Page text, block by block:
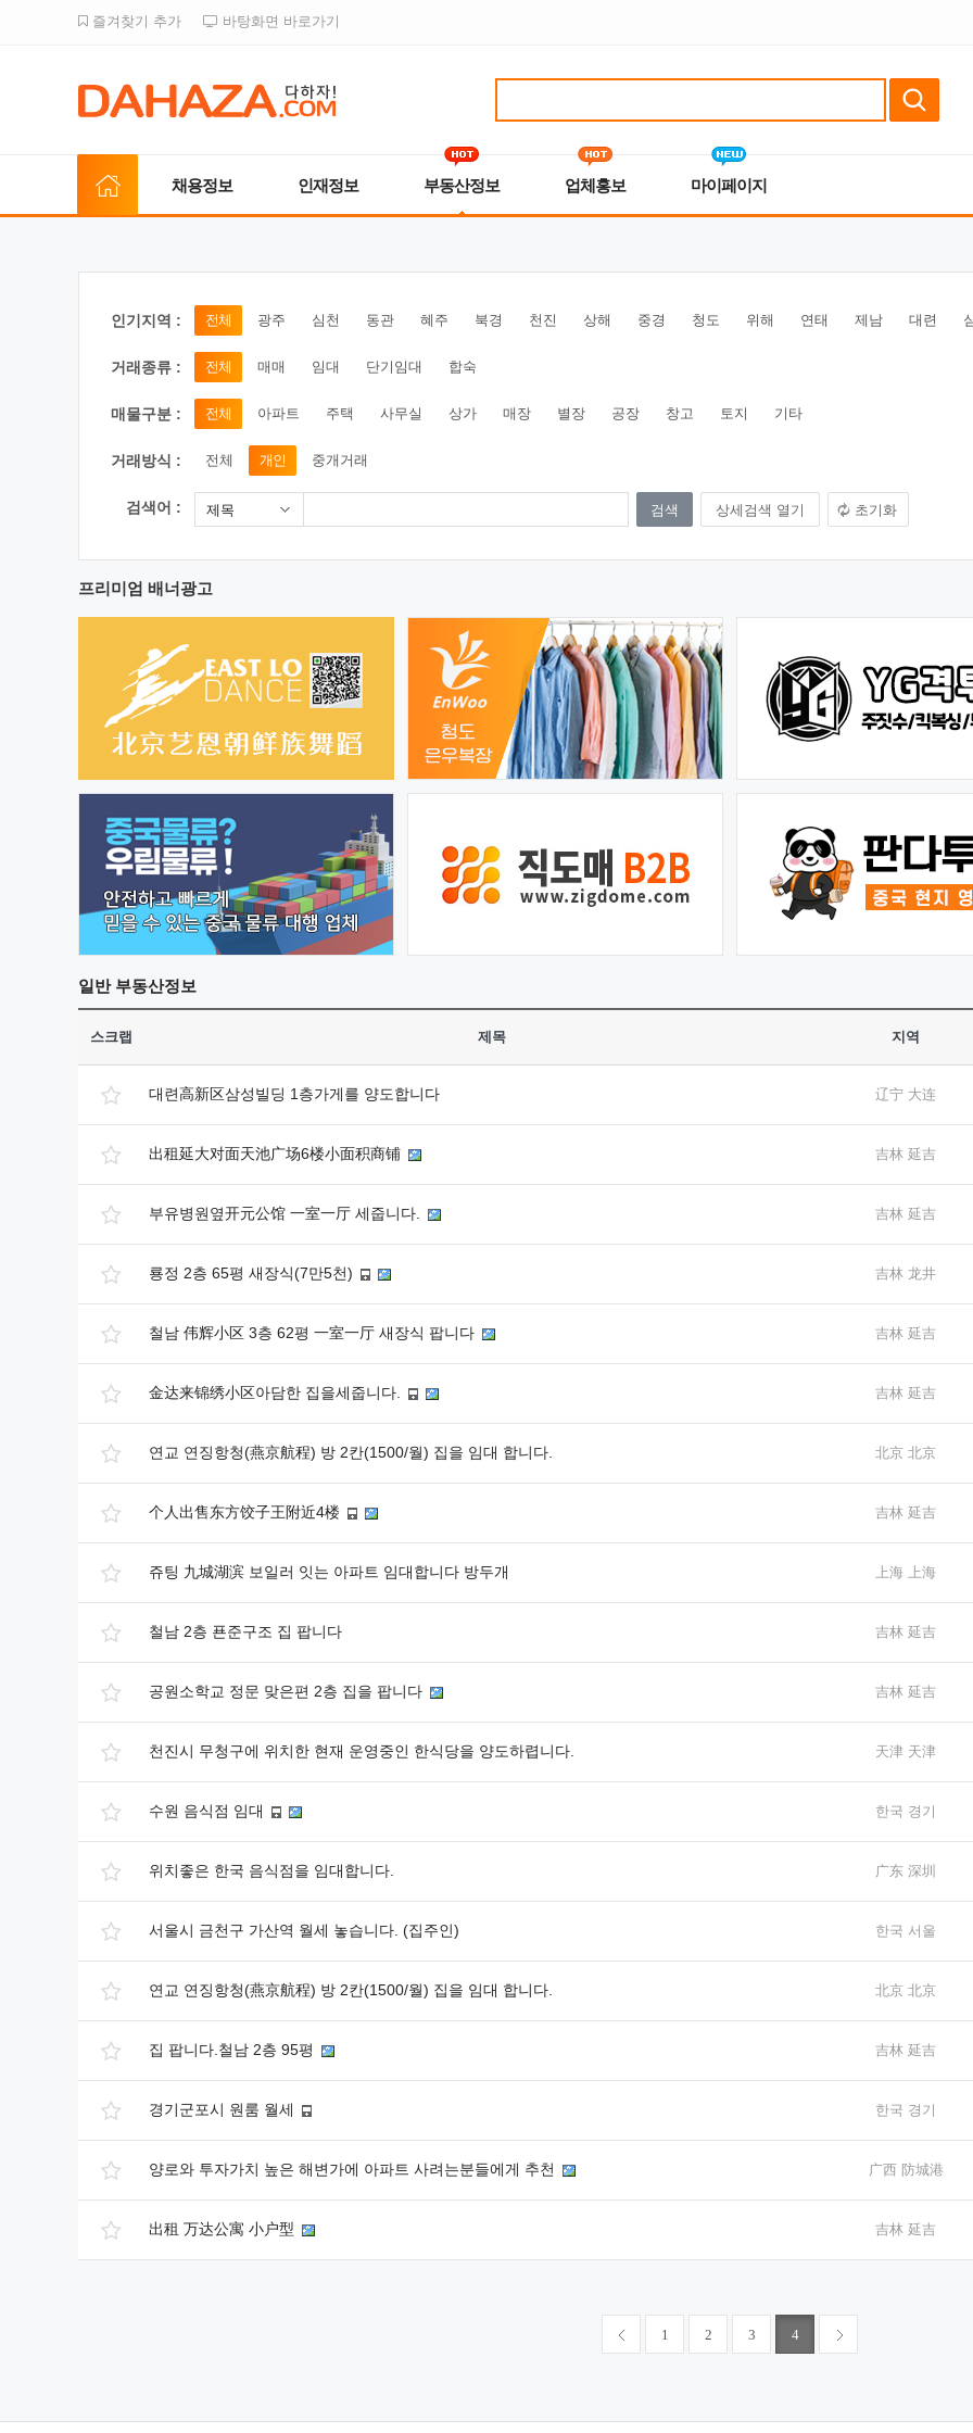
즐겨찾기 추가 바탕화면 바로가기
채용정보 인재정보 부동산정보 업체홍보 마이페이지
인기지역 : 전체 광주 심천 동관 혜주 북경 천진 상해 중경 청도 위해 연태 제남 대련
거래종류 : 전체 매매 임대 단기임대 합숙
매물구분 : 전체 아파트 주택 사무실 상가 매장 별장 공장 창고 토지 기타
거래방식 : 전체 개인 중개거래
검색어 : 제목 상세검색 열기 초기화
프리미엄 배너광고
일반부동산정보
스크랩 제목 지역
대련高新区삼성빌딩 1층가게를 양도합니다 辽宁 大连
出租延大对面天池广场6楼小面积商铺 吉林 延吉
부유병원옆开元公馆 一室一厅 세줍니다. 吉林 延吉
룡정 2층 65평 새장식(7만5천) 吉林 龙井
철남 伟辉小区 3층 62평 一室一厅 새장식 팝니다 吉林 延吉
金达来锦绣小区아담한 집을세줍니다. 吉林 延吉
연교 연징항청(燕京航程) 방 2칸(1500/월) 집을 임대 합니다. 北京 北京
个人出售东方饺子王附近4楼 吉林 延吉
쥬팅 九城湖滨 보일러 잇는 아파트 임대합니다 방두개 上海 上海
철남 2층 푠준구조 집 팝니다 吉林 延吉
공원소학교 정문 맞은편 2층 집을 팝니다 吉林 延吉
천진시 무청구에 위치한 현재 운영중인 한식당을 양도하렵니다. 天津 天津
수원 음식점 임대 한국 경기
위치좋은 한국 음식점을 임대합니다. 广东 深圳
서울시 금천구 가산역 월세 놓습니다. (집주인) 한국 서울
연교 연징항청(燕京航程) 방 2칸(1500/월) 집을 임대 합니다. 北京 北京
집 팝니다.철남 2층 95평 吉林 延吉
경기군포시 원룸 월세 한국 경기
양로와 투자가치 높은 해변가에 아파트 사려는분들에게 추천 广西 防城港
出租 万达公寓 小户型 吉林 延吉
1 2 3 4